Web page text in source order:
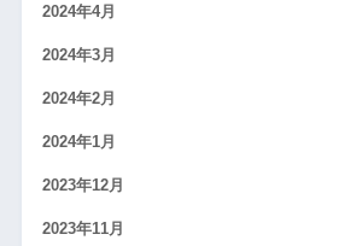
2024年4月
2024年3月
2024年2月
2024年1月
2023年12月
2023年11月